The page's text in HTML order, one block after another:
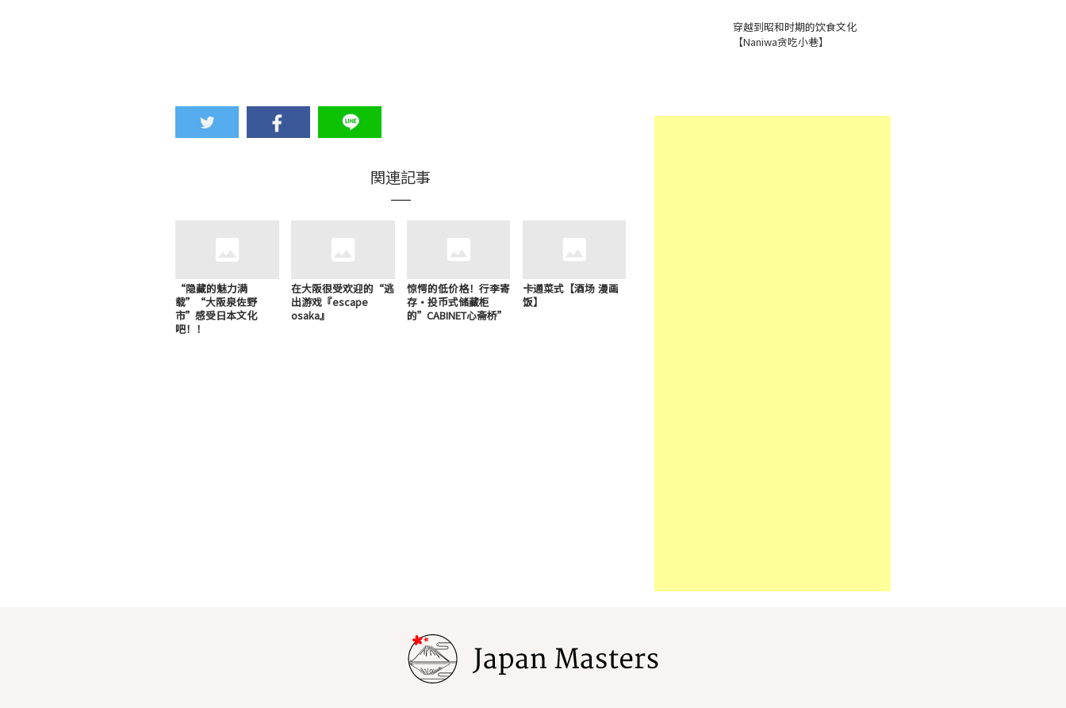
関連記事
“隐藏的魅力满
载”“大阪泉佐野
市”感受日本文化
吧！！
在大阪很受欢迎的“逃
出游戏『escape
osaka』
惊愕的低价格！行李寄
存·投币式储藏柜
的”CABINET心斋桥”
卡通菜式【酒场 漫画
饭】
穿越到昭和时期的饮食文化
【Naniwa贪吃小巷】